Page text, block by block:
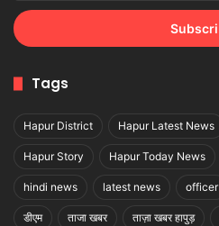
Email
address
Tags
Hapur District Hapur Latest News
Hapur Story Hapur Today News
hindi news latest news officer
डीएम ताजा खबर ताज़ा खबर हापुड़